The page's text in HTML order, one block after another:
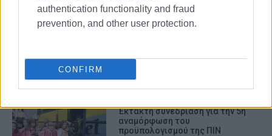
authentication functionality and fraud
prevention, and other user protection.
CONFIRM
ΓΑΛΙΑΤΣΑΤΟΣ
Έκτακτη συνεδρίαση για την 5η
αναμόρφωση του
προϋπολογισμού της ΠΙΝ